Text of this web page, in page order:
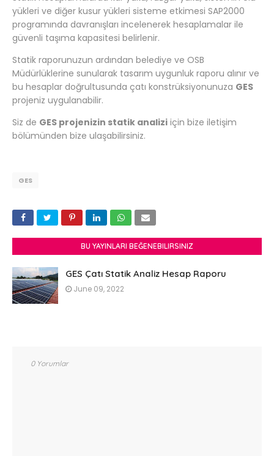
yükleri ve diğer kusur yükleri sisteme etkimesi SAP2000
programında davranışları incelenerek hesaplamalar ile
güvenli taşıma kapasitesi belirlenir.
Statik raporunuzun ardından belediye ve OSB
Müdürlüklerine sunularak tasarım uygunluk raporu alınır ve
bu hesaplar doğrultusunda çatı konstrüksiyonunuza GES
projeniz uygulanabilir.
Siz de GES projenizin statik analizi için bize iletişim
bölümünden bize ulaşabilirsiniz.
GES
BU YAYINLARI BEĞENEBILIRSINIZ
GES Çatı Statik Analiz Hesap Raporu
June 09, 2022
0 Yorumlar